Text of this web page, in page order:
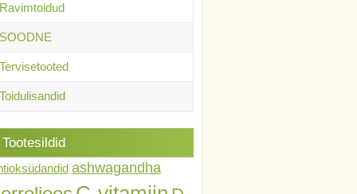
Tootesildid
ashwagandha